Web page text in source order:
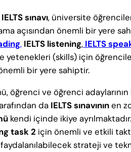
sınavı, üniversite
açısından önemli bir yere
, IELTS listening, IELTS
yetenekleri (skills) için
bir yere sahiptir.
öğrenci ve öğrenci
da IELTS sınavınınen
kendi içinde ikiye
task 2 için önemli ve etkili
strateji ve